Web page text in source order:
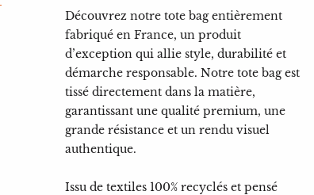
Découvrez notre tote bag entièrement
fabriqué en France, un produit
d’exception qui allie style, durabilité et
démarche responsable. Notre tote bag est
tissé directement dans la matière,
garantissant une qualité premium, une
grande résistance et un rendu visuel
authentique.
Issu de textiles 100% recyclés et pensé